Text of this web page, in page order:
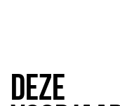
Eten
DEZE